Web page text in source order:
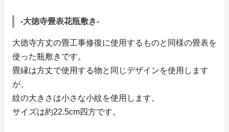
-大徳寺畳表花瓶敷き-
大徳寺方丈の畳工事修復に使用するものと同様の畳表を
使った瓶敷きです。
畳縁は方丈で使用する物と同じデザインを使用します
が、
紋の大きさは小さな小紋を使用します。
サイズは約22.5cm四方です。